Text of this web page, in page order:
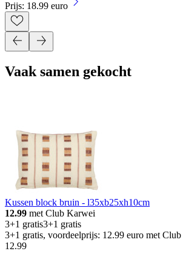
Prijs: 18.99 euro
Vaak samen gekocht
Kussen block bruin - l35xb25xh10cm
12.99 met Club Karwei
3+1 gratis3+1 gratis
3+1 gratis, voordeelprijs: 12.99 euro met
12.99